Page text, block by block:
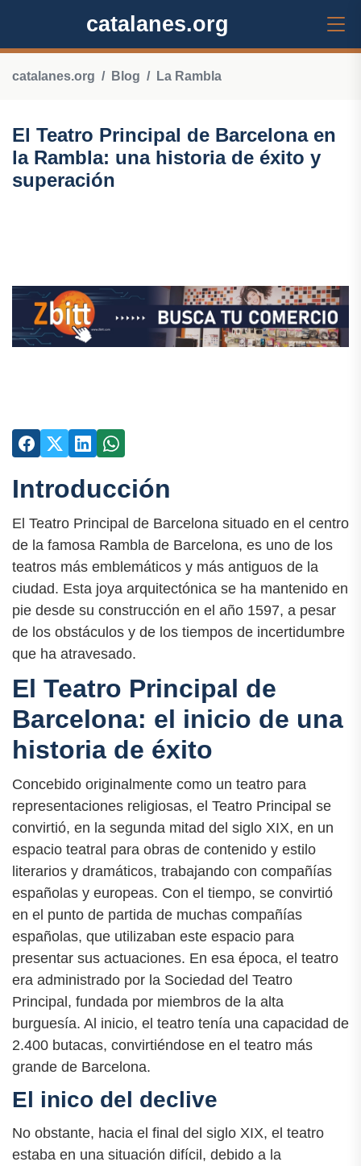
catalanes.org
catalanes.org Blog La Rambla
El Teatro Principal de Barcelona en
la Rambla: una historia de éxito y
superación
Introducción
El Teatro Principal de Barcelona situado en el centro
de la famosa Rambla de Barcelona, es uno de los
teatros más emblemáticos y más antiguos de la
ciudad. Esta joya arquitectónica se ha mantenido en
pie desde su construcción en el año 1597, a pesar
de los obstáculos y de los tiempos de incertidumbre
que ha atravesado.
El Teatro Principal de
Barcelona: el inicio de una
historia de éxito
Concebido originalmente como un teatro para
representaciones religiosas, el Teatro Principal se
convirtió, en la segunda mitad del siglo XIX, en un
espacio teatral para obras de contenido y estilo
literarios y dramáticos, trabajando con compañías
españolas y europeas. Con el tiempo, se convirtió
en el punto de partida de muchas compañías
españolas, que utilizaban este espacio para
presentar sus actuaciones. En esa época, el teatro
era administrado por la Sociedad del Teatro
Principal, fundada por miembros de la alta
burguesía. Al inicio, el teatro tenía una capacidad de
2.400 butacas, convirtiéndose en el teatro más
grande de Barcelona.
El inico del declive
No obstante, hacia el final del siglo XIX, el teatro
estaba en una situación difícil, debido a la